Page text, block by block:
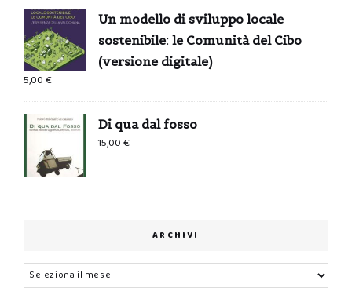
Un modello di sviluppo locale
sostenibile: le Comunità del Cibo
(versione digitale)
5,00€
Di qua dal fosso
15,00€
ARCHIVI
Archivi